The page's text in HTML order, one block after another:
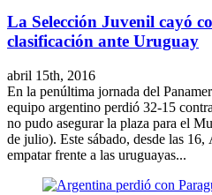
La Selección Juvenil cayó
clasificación ante Uruguay
abril 15th, 2016
En la penúltima jornada del
equipo argentino perdió 32-15
no pudo asegurar la plaza para el
de julio). Este sábado, desde las 16,
empatar frente a las uruguayas...